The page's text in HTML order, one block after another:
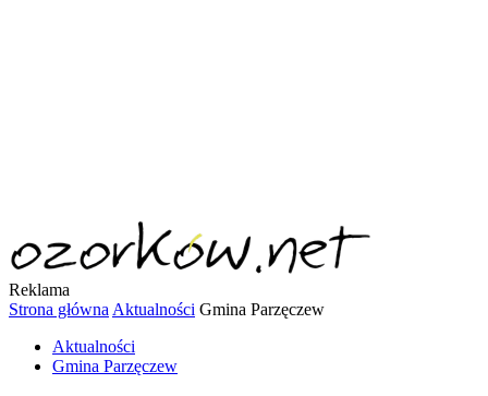
Reklama
Strona główna Aktualności Gmina Parzęczew
Aktualności
Gmina Parzęczew